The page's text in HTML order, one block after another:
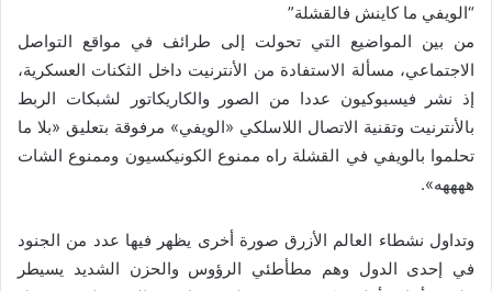
“الويفي ما كاينش فالقشلة”
من بين المواضيع التي تحولت إلى طرائف في مواقع التواصل
الاجتماعي، مسألة الاستفادة من الأنترنيت داخل الثكنات العسكرية،
إذ نشر فيسبوكيون عددا من الصور والكاريكاتور لشبكات الربط
بالأنترنيت وتقنية الاتصال اللاسلكي «الويفي» مرفوقة بتعليق «بلا ما
تحلموا بالويفي في القشلة راه ممنوع الكونيكسيون وممنوع الشات
ههههه».
وتداول نشطاء العالم الأزرق صورة أخرى يظهر فيها عدد من الجنود
في إحدى الدول وهم مطأطئي الرؤوس والحزن الشديد يسيطر